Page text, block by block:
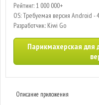
Рейтинг: 1 000 000+
OS: Требуемая версия Android -
Разработчик: Kiwi Go
Парикмахерская для
Описание приложения